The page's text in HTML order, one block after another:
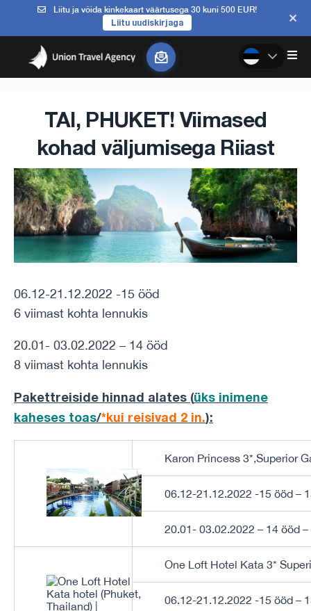
Liitu ja võida kinkekaart väärtusega 30 kuni 500 EUR!
Liitu uudiskirjaga
TAI, PHUKET! Viimased
kohad väljumisega Riiast
06.12-21.12.2022 -15 ööd
6 viimast kohta lennukis
20.01- 03.02.2022 – 14 ööd
8 viimast kohta lennukis
Pakettreiside hinnad alates (üks inimene
kaheses toas/*kui reisivad 2 in.):
Karon Princess 3*,Superior
06.12-21.12.2022 -15 ööd –
20.01- 03.02.2022 – 14 ööd
One Loft Hotel Kata 3*
06.12-21.12.2022 -15 ööd –